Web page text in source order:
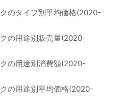
のタイプ別平均価格(2020-
の用途別販売量(2020-
の用途別消費額(2020-
の用途別平均価格(2020-